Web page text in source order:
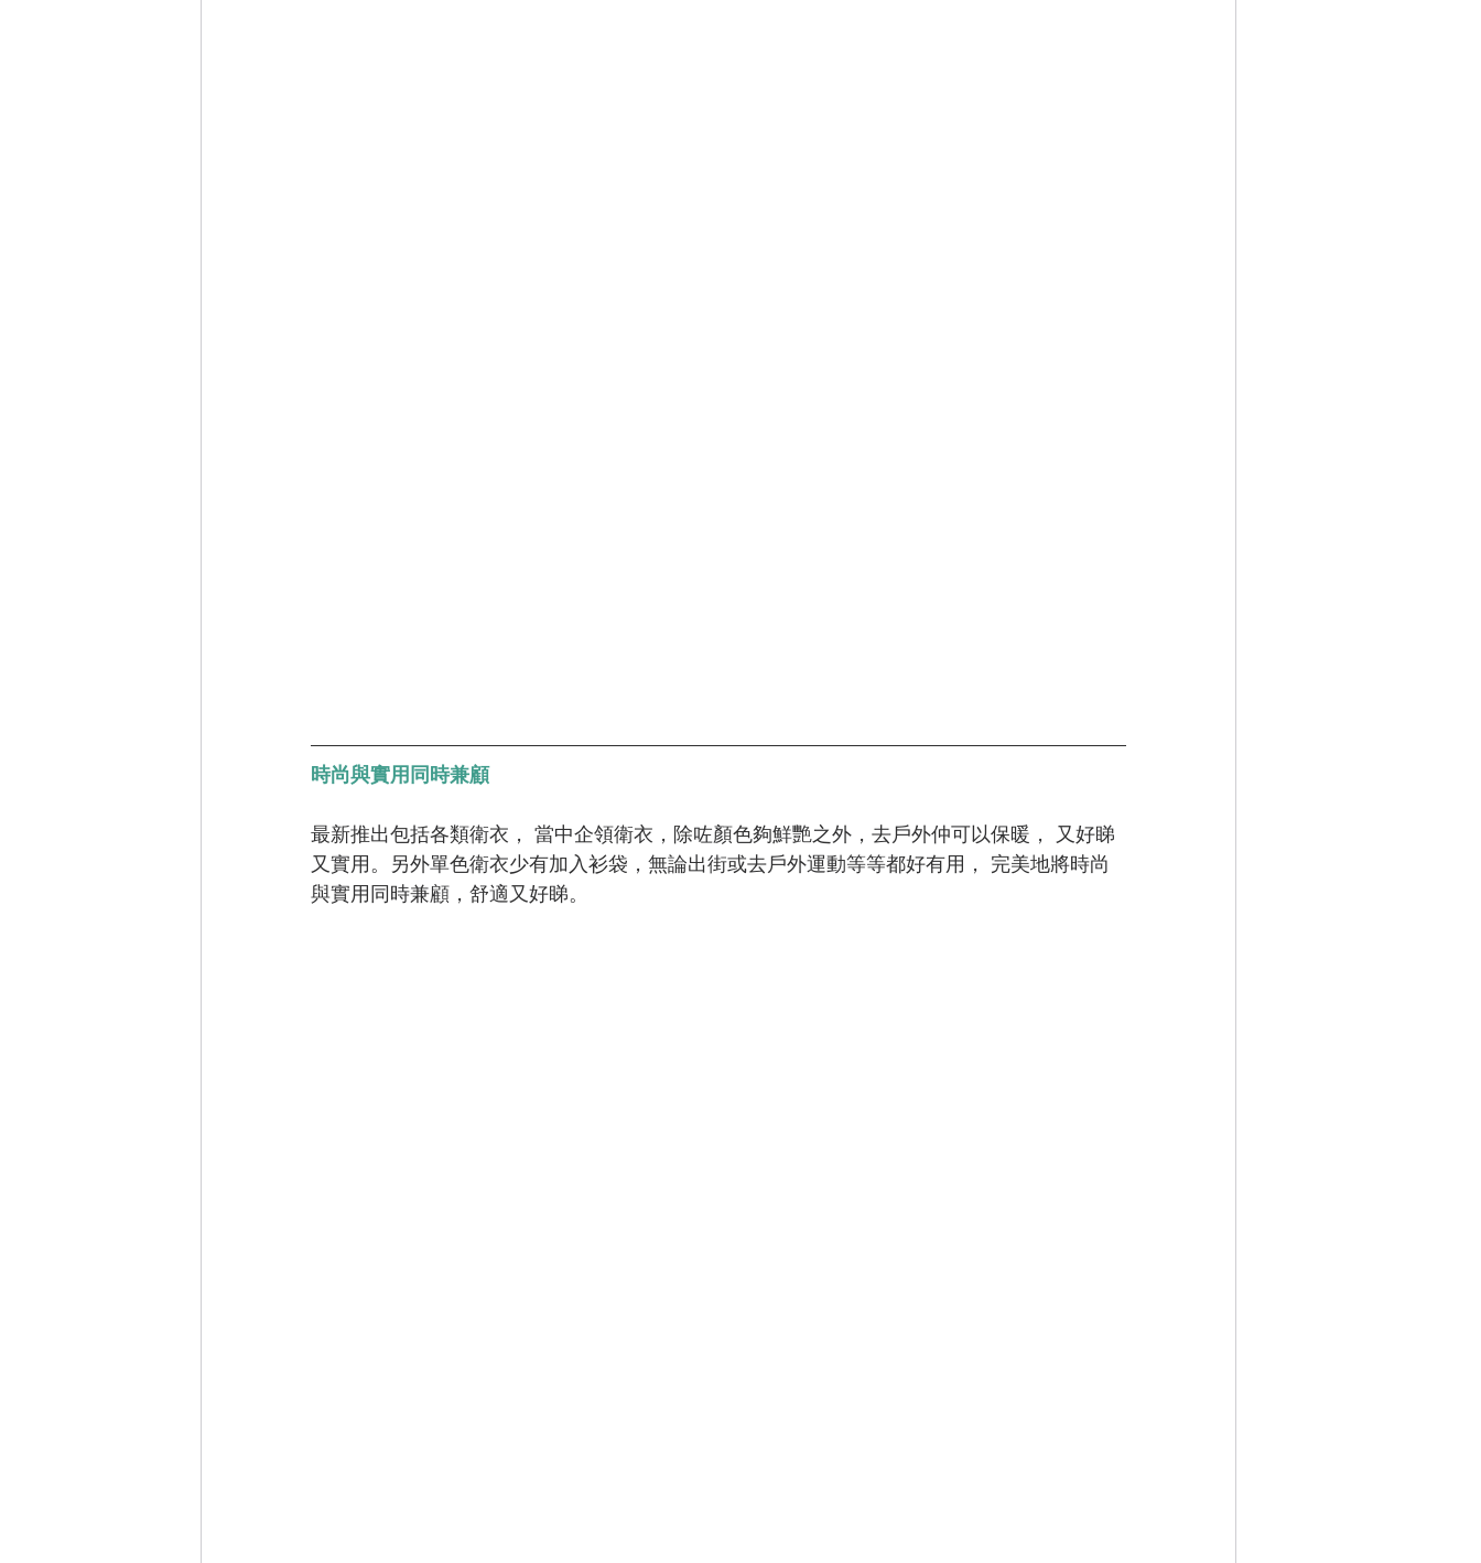
時尚與實用同時兼顧
最新推出包括各類衛衣， 當中企領衛衣，除咗顏色夠鮮艷之外，去戶外仲可以保暖， 又好睇
又實用。另外單色衛衣少有加入衫袋，無論出街或去戶外運動等等都好有用， 完美地將時尚
與實用同時兼顧，舒適又好睇。